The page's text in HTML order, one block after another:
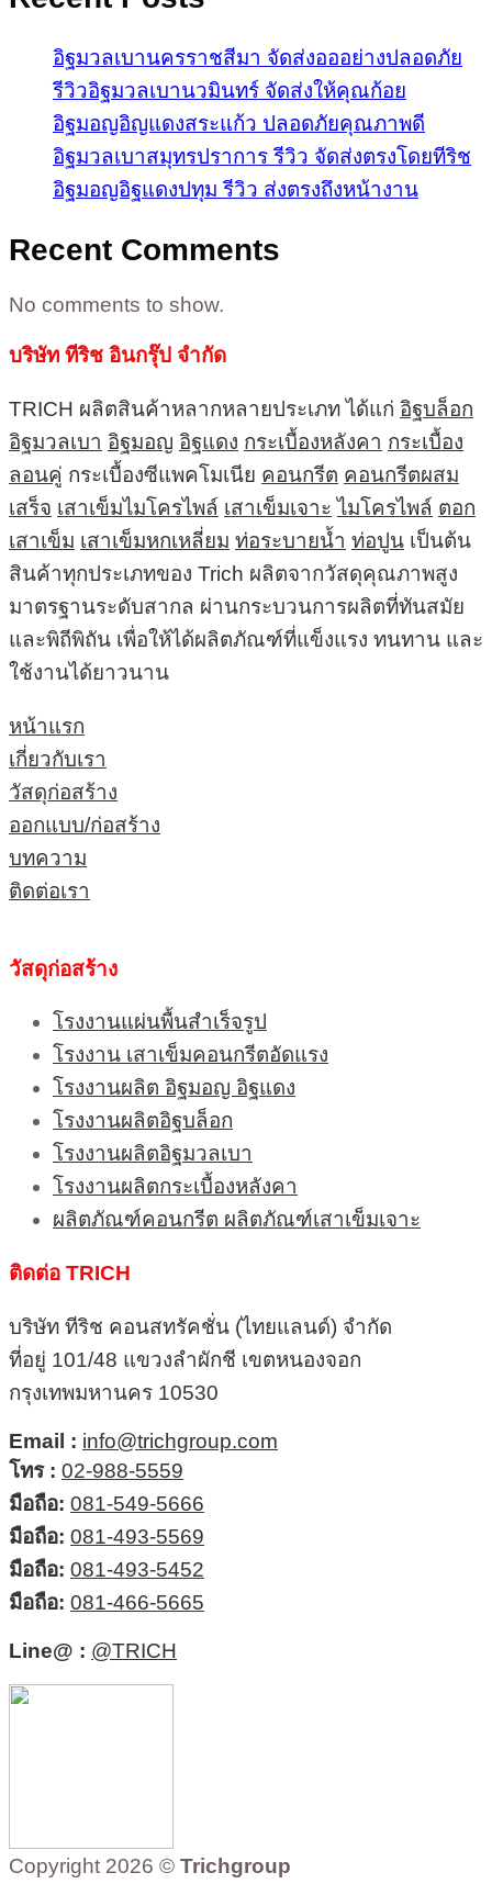
อิฐมวลเบานครราชสีมา จัดส่งอออย่างปลอดภัย
รีวิวอิฐมวลเบานวมินทร์ จัดส่งให้คุณก้อย
อิฐมอญอิญแดงสระแก้ว ปลอดภัยคุณภาพดี
อิฐมวลเบาสมุทรปราการ รีวิว จัดส่งตรงโดยทีริช
อิฐมอญอิฐแดงปทุม รีวิว ส่งตรงถึงหน้างาน
Recent Comments
No comments to show.
บริษัท ทีริช อินกรุ๊ป จำกัด
TRICH ผลิตสินค้าหลากหลายประเภท ได้แก่ อิฐบล็อก
อิฐมวลเบา อิฐมอญ อิฐแดง กระเบื้องหลังคา กระเบื้อง
ลอนคู่ กระเบื้องซีแพคโมเนีย คอนกรีต คอนกรีตผสม
เสร็จ เสาเข็มไมโครไพล์ เสาเข็มเจาะ ไมโครไพล์ ตอก
เสาเข็ม เสาเข็มหกเหลี่ยม ท่อระบายน้ำ ท่อปูน เป็นต้น
สินค้าทุกประเภทของ Trich ผลิตจากวัสดุคุณภาพสูง
มาตรฐานระดับสากล ผ่านกระบวนการผลิตที่ทันสมัย
และพิถีพิถัน เพื่อให้ได้ผลิตภัณฑ์ที่แข็งแรง ทนทาน และ
ใช้งานได้ยาวนาน
หน้าแรก
เกี่ยวกับเรา
วัสดุก่อสร้าง
ออกแบบ/ก่อสร้าง
บทความ
ติดต่อเรา
วัสดุก่อสร้าง
โรงงานแผ่นพื้นสำเร็จรูป
โรงงาน เสาเข็มคอนกรีตอัดแรง
โรงงานผลิต อิฐมอญ อิฐแดง
โรงงานผลิตอิฐบล็อก
โรงงานผลิตอิฐมวลเบา
โรงงานผลิตกระเบื้องหลังคา
ผลิตภัณฑ์คอนกรีต ผลิตภัณฑ์เสาเข็มเจาะ
ติดต่อ TRICH
บริษัท ทีริช คอนสทรัคชั่น (ไทยแลนด์) จำกัด
ที่อยู่ 101/48 แขวงลำผักชี เขตหนองจอก
กรุงเทพมหานคร 10530
Email : info@trichgroup.com
โทร : 02-988-5559
มือถือ: 081-549-5666
มือถือ: 081-493-5569
มือถือ: 081-493-5452
มือถือ: 081-466-5665
Line@ : @TRICH
Copyright 2026 © Trichgroup